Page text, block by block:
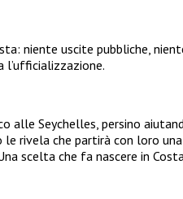
niente uscite pubbliche,
l’ufficializzazione.
alle Seychelles, persino
le rivela che partirà con loro
scelta che fa nascere in